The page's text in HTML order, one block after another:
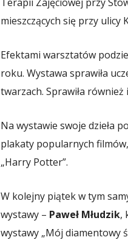
mieszczących się przy ulicy
Efektami warsztatów
roku. Wystawa sprawiła
twarzach. Sprawiła również
Na wystawie swoje dzieła
plakaty popularnych
„Harry Potter”.
W kolejny piątek w tym
wystawy – Paweł Młudzik,
wystawy „Mój diamentowy